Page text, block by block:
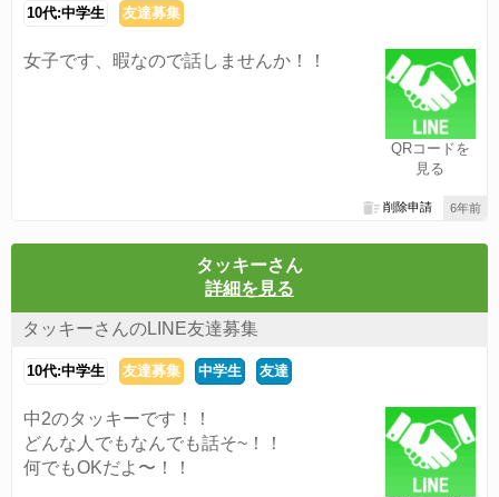
10代:中学生 友達募集
QRコードを
見る
女子です、暇なので話しませんか！！
6年前
削除申請
タッキーさん
詳細を見る
タッキーさんのLINE友達募集
10代:中学生 友達募集 中学生 友達
中2のタッキーです！！
どんな人でもなんでも話そ~！！
何でもOKだよ〜！！